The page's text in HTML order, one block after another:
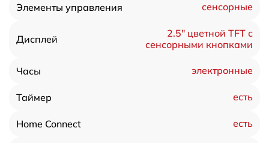
Элементы управления сенсорные
Дисплей
2.5″ цветной TFT с
сенсорными кнопками
Часы электронные
Таймер есть
Home Connect есть